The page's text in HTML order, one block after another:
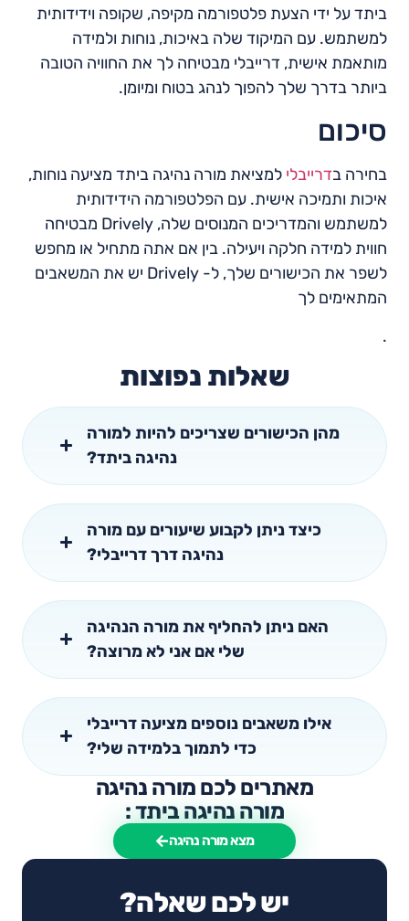
ביתד על ידי הצעת פלטפורמה מקיפה, שקופה וידידותית
למשתמש. עם המיקוד שלה באיכות, נוחות ולמידה
מותאמת אישית, דרייבלי מבטיחה לך את החוויה הטובה
ביותר בדרך שלך להפוך לנהג בטוח ומיומן.
סיכום
בחירה בדרייבלי למציאת מורה נהיגה ביתד מציעה נוחות,
איכות ותמיכה אישית. עם הפלטפורמה הידידותית
למשתמש והמדריכים המנוסים שלה, Drively מבטיחה
חווית למידה חלקה ויעילה. בין אם אתה מתחיל או מחפש
לשפר את הכישורים שלך, ל- Drively יש את המשאבים
המתאימים לך
.
שאלות נפוצות
מהן הכישורים שצריכים להיות למורה
נהיגה ביתד?
כיצד ניתן לקבוע שיעורים עם מורה
נהיגה דרך דרייבלי?
האם ניתן להחליף את מורה הנהיגה
שלי אם אני לא מרוצה?
אילו משאבים נוספים מציעה דרייבלי
כדי לתמוך בלמידה שלי?
מאתרים לכם מורה נהיגה
מורה נהיגה ביתד :
מצא מורה נהיגה
יש לכם שאלה?